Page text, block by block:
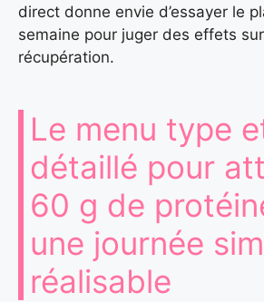
direct donne envie d’essayer le
semaine pour juger des effets
récupération.
Le menu type
détaillé pour
60 g de
une journée
réalisable